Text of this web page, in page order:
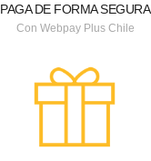
PAGA DE FORMA SEGURA
Con Webpay Plus Chile